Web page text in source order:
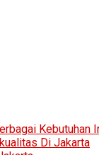
Kebutuhan
Di Jakarta